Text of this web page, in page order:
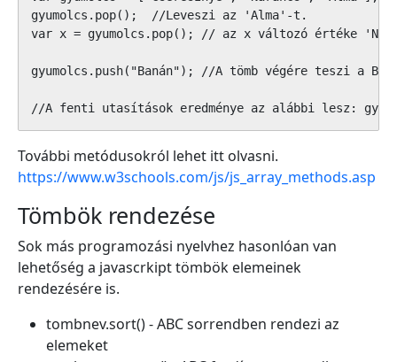
gyumolcs.pop();  //Leveszi az 'Alma'-t.
var x = gyumolcs.pop(); // az x változó értéke
gyumolcs.push("Banán"); //A tömb végére teszi a
//A fenti utasítások eredménye az alábbi lesz:
További metódusokról lehet itt olvasni.
https://www.w3schools.com/js/js_array_methods.asp
Tömbök rendezése
Sok más programozási nyelvhez hasonlóan van
lehetőség a javascrkipt tömbök elemeinek
rendezésére is.
tombnev.sort() - ABC sorrendben rendezi az
elemeket